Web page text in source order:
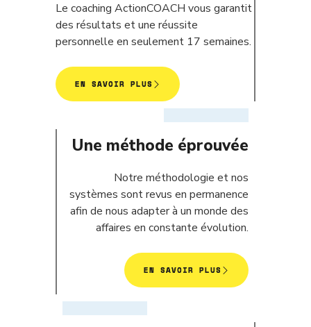
Le coaching ActionCOACH vous garantit
des résultats et une réussite
personnelle en seulement 17 semaines.
EN SAVOIR PLUS
Une méthode éprouvée
Notre méthodologie et nos
systèmes sont revus en permanence
afin de nous adapter à un monde des
affaires en constante évolution.
EN SAVOIR PLUS